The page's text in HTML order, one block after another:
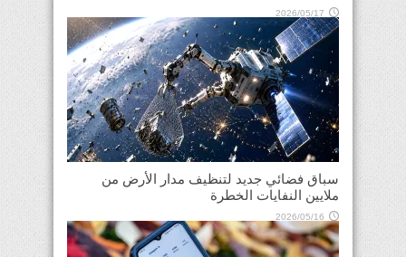
2026/05/17
سباق فضائي جديد لتنظيف مدار الأرض من
ملايين النفايات الخطرة
2026/05/16